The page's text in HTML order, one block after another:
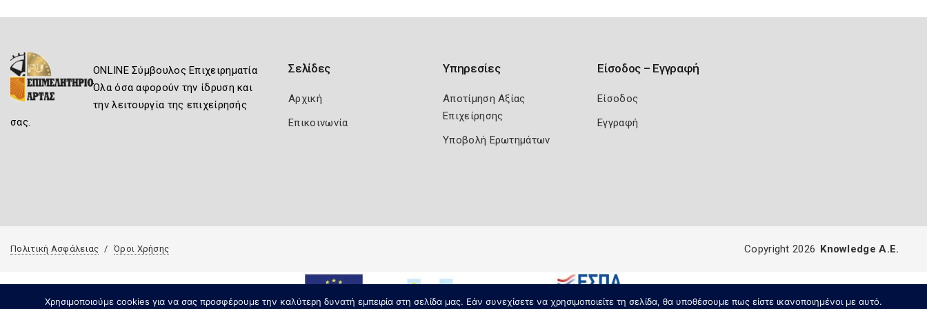
ONLINE Σύμβουλος Επιχειρηματία
Όλα όσα αφορούν την ίδρυση και
την λειτουργία της επιχείρησής
σας.
Σελίδες
Αρχική
Επικοινωνία
Υπηρεσίες
Αποτίμηση Αξίας
Επιχείρησης
Υποβολή Ερωτημάτων
Είσοδος – Εγγραφή
Είσοδος
Εγγραφή
Πολιτική Ασφάλειας Όροι Χρήσης
Χρησιμοποιούμε cookies για να σας προσφέρουμε την καλύτερη δυνατή εμπειρία στη σελίδα μας. Εάν συνεχίσετε να χρησιμοποιείτε τη σελίδα, θα υποθέσουμε πως είστε ικανοποιημένοι με αυτό.
Copyright 2026 Knowledge A.E.